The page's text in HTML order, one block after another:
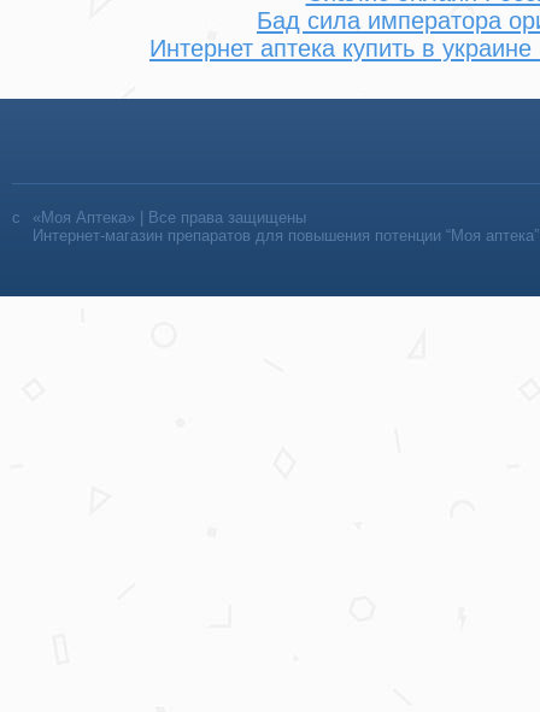
Бад сила императора
Интернет аптека купить в украине
«Моя Аптека» | Все права защищены
Интернет-магазин препаратов для повышения потенции “Моя